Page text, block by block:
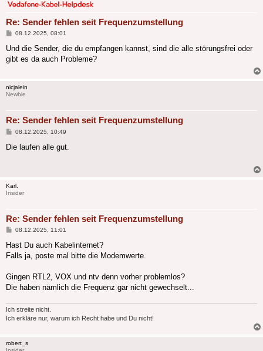
Re: Sender fehlen seit Frequenzumstellung
Beitrag
08.12.2025, 08:01
Und die Sender, die du empfangen kannst, sind die alle störungsfrei oder
gibt es da auch Probleme?
nicjalein
Newbie
Re: Sender fehlen seit Frequenzumstellung
Beitrag
08.12.2025, 10:49
Die laufen alle gut.
Karl.
Insider
Re: Sender fehlen seit Frequenzumstellung
Beitrag
08.12.2025, 11:01
Hast Du auch Kabelinternet?
Falls ja, poste mal bitte die Modemwerte.
Gingen RTL2, VOX und ntv denn vorher problemlos?
Die haben nämlich die Frequenz gar nicht gewechselt...
Ich streite nicht.
Ich erkläre nur, warum ich Recht habe und Du nicht!
robert_s